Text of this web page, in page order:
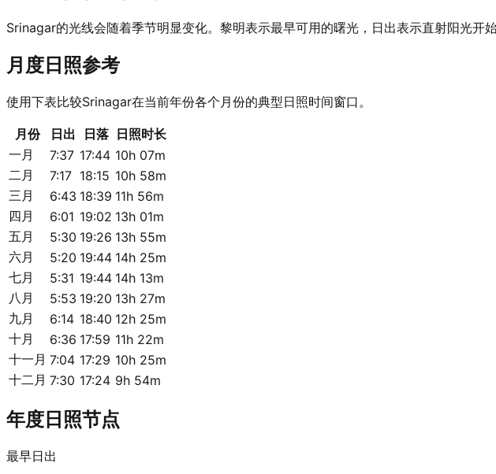
Srinagar的光线会随着季节明显变化。黎明表示最早可用的曙光，日出表示直射阳光开
月度日照参考
使用下表比较Srinagar在当前年份各个月份的典型日照时间窗口。
月份 日出 日落 日照时长
一月
7:37 17:44 10h 07m
二月
7:17 18:15 10h 58m
三月
6:43 18:39 11h 56m
四月
6:01 19:02 13h 01m
五月
5:30 19:26 13h 55m
六月
5:20 19:44 14h 25m
七月
5:31 19:44 14h 13m
八月
5:53 19:20 13h 27m
九月
6:14 18:40 12h 25m
十月
6:36 17:59 11h 22m
十一月 7:04 17:29 10h 25m
十二月 7:30 17:24 9h 54m
年度日照节点
最早日出